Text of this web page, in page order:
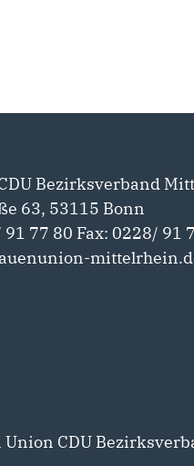
Bezirksverband
63, 53115 Bonn
77 80 Fax: 0228/ 91
CDU